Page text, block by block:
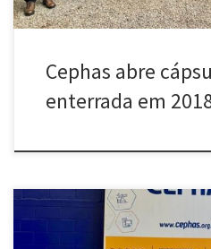
Cephas abre
enterrada em